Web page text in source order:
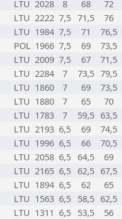
LTU 2028 8 68
72
LTU 2222 7,5 71,5
76
LTU 1984 7,5 71
76,5
POL 1966 7,5 69
73,5
LTU 2009 7,5 67
71,5
LTU 2284 7 73,5 79,5
LTU 1860 7 69
73,5
LTU 1880 7 65
70
LTU 1783 7 59,5 63,5
LTU 2193 6,5 69
74,5
LTU 1996 6,5 66
70,5
LTU 2058 6,5 64,5
69
LTU 2165 6,5 62,5 67,5
LTU 1894 6,5 62
65
LTU 1563 6,5 58,5 62,5
LTU 1311 6,5 53,5
56